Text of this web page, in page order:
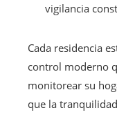
vigilancia
Cada residencia
control moderno
monitorear su
que la